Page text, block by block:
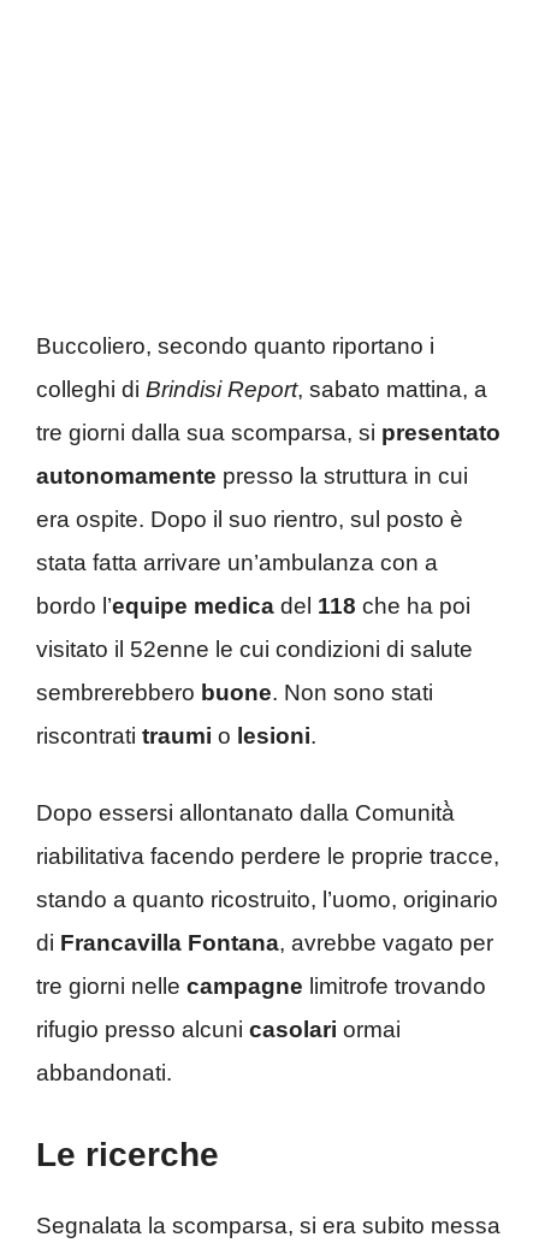
Buccoliero, secondo quanto riportano i
colleghi di Brindisi Report, sabato mattina, a
tre giorni dalla sua scomparsa, si presentato
autonomamente presso la struttura in cui
era ospite. Dopo il suo rientro, sul posto è
stata fatta arrivare un’ambulanza con a
bordo l’equipe medica del 118 che ha poi
visitato il 52enne le cui condizioni di salute
sembrerebbero buone. Non sono stati
riscontrati traumi o lesioni.
Dopo essersi allontanato dalla Comunità̀
riabilitativa facendo perdere le proprie tracce,
stando a quanto ricostruito, l’uomo, originario
di Francavilla Fontana, avrebbe vagato per
tre giorni nelle campagne limitrofe trovando
rifugio presso alcuni casolari ormai
abbandonati.
Le ricerche
Segnalata la scomparsa, si era subito messa